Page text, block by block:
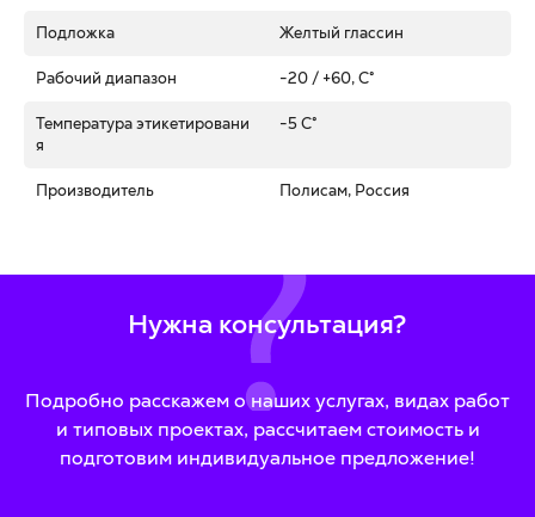
Подложка Желтый глассин
Рабочий диапазон -20 / +60, C°
Температура этикетировани
я
-5 C°
Производитель Полисам, Россия
Нужна консультация?
Подробно расскажем о наших услугах, видах работ
и типовых проектах, рассчитаем стоимость и
подготовим индивидуальное предложение!